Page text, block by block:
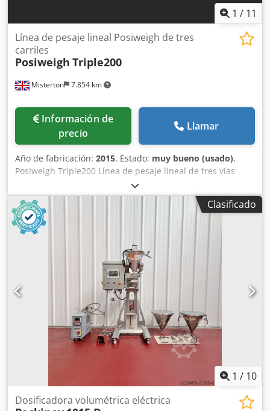
1 / 11
Misterton 7.854 km
Línea de pesaje lineal Posiweigh de tres
carriles
Posiweigh Triple200
Información de
precio
Llamar
Año de fabricación: 2015, Estado: muy bueno (usado),
Posiweigh Triple200 Línea de pesaje lineal de tres vías
Serie 3054 Dcsdpfx Abjnl Em Relek 2015, nunca ha estado
en producción, la capacidad de pesaje de hasta
1000grams, adecuado para productos secos, de flujo libre
granulares o de tipo pieza, capacidad de la tolva 120l,
capacidad weighpan 5l, dos rampas de descarga
diferentes para una sola gota de gota triple, viene con
transportador vibratorio con tolva de 500 kg a
continuación, se alimenta en el transportador elevador de
vuelo que se alimenta en el pesador lineal y, finalmente,
descarga en un transportador de indexación 3m,
suministrado con un conjunto de pasos de acero
inoxidable, 1Ph
Clasificado
1 / 10
Dosificadora volumétrica eléctrica